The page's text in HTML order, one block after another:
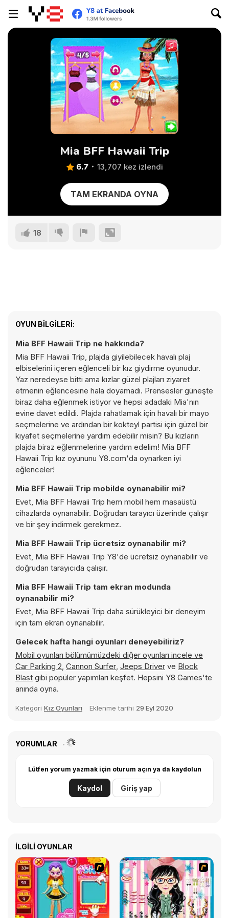
Mia BFF Hawaii Trip
6.7 13,707 kez izlendi
TAM EKRANDA OYNA
18
OYUN BILGILERI:
Mia BFF Hawaii Trip ne hakkında?
Mia BFF Hawaii Trip, plajda giyilebilecek havalı plaj
elbiselerini içeren eğlenceli bir kız giydirme oyunudur.
Yaz neredeyse bitti ama kızlar güzel plajları ziyaret
etmenin eğlencesine hala doyamadı. Prensesler güneşte
biraz daha eğlenmek istiyor ve hepsi adadaki Mia'nın
evine davet edildi. Plajda rahatlamak için havalı bir mayo
seçmelerine ve ardından bir kokteyl partisi için güzel bir
kıyafet seçmelerine yardım edebilir misin? Bu kızların
plajda biraz eğlenmelerine yardım edelim! Mia BFF
Hawaii Trip kız oyununu Y8.com'da oynarken iyi
eğlenceler!
Mia BFF Hawaii Trip mobilde oynanabilir mi?
Evet, Mia BFF Hawaii Trip hem mobil hem masaüstü
cihazlarda oynanabilir. Doğrudan tarayıcı üzerinde çalışır
ve bir şey indirmek gerekmez.
Mia BFF Hawaii Trip ücretsiz oynanabilir mi?
Evet, Mia BFF Hawaii Trip Y8'de ücretsiz oynanabilir ve
doğrudan tarayıcıda çalışır.
Mia BFF Hawaii Trip tam ekran modunda
oynanabilir mi?
Evet, Mia BFF Hawaii Trip daha sürükleyici bir deneyim
için tam ekran oynanabilir.
Gelecek hafta hangi oyunları deneyebiliriz?
Mobil oyunları bölümümüzdeki diğer oyunları incele ve
Car Parking 2, Cannon Surfer, Jeeps Driver ve Block
Blast gibi popüler yapımları keşfet. Hepsini Y8 Games'te
anında oyna.
Kategori Kız Oyunları Eklenme tarihi 29 Eyl 2020
YORUMLAR
Lütfen yorum yazmak için oturum açın ya da kaydolun
Kaydol Giriş yap
İLGILI OYUNLAR